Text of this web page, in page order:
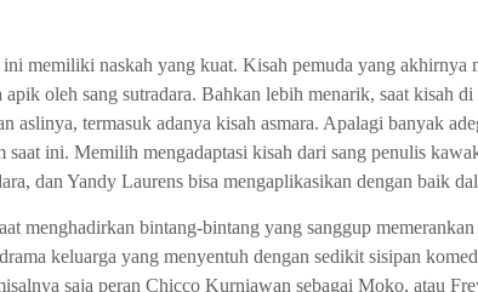
memiliki naskah yang kuat. Kisah pemuda yang akhirnya
apik oleh sang sutradara. Bahkan lebih menarik, saat kisah
aslinya, termasuk adanya kisah asmara. Apalagi banyak
saat ini. Memilih mengadaptasi kisah dari sang penulis
dan Yandy Laurens bisa mengaplikasikan dengan baik
menghadirkan bintang-bintang yang sanggup
keluarga yang menyentuh dengan sedikit sisipan
saja peran Chicco Kurniawan sebagai Moko, atau